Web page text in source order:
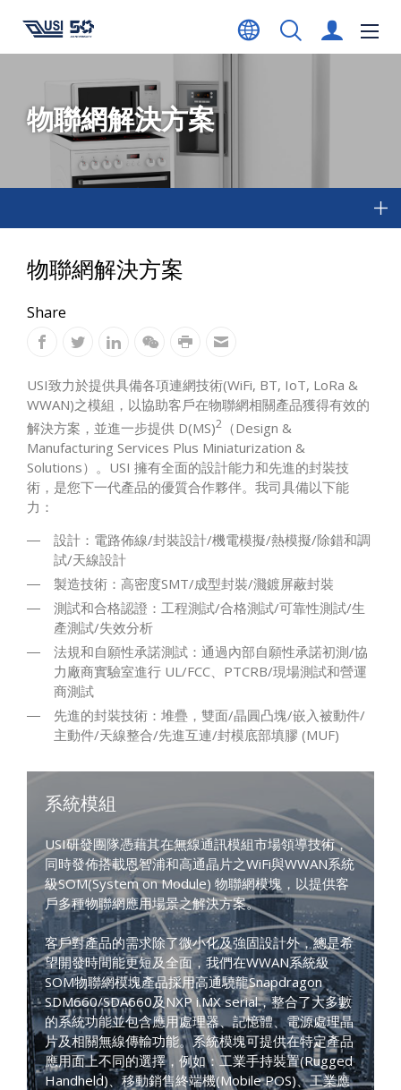
物聯網解決方案
物聯網解決方案
Share
USI致力於提供具備各項連網技術(WiFi, BT, IoT, LoRa &
WWAN)之模組，以協助客戶在物聯網相關產品獲得有效的
解決方案，並進一步提供 D(MS)2 （Design &
Manufacturing Services Plus Miniaturization &
Solutions）。USI 擁有全面的設計能力和先進的封裝技
術，是您下一代產品的優質合作夥伴。我司具備以下能
力：
設計：電路佈線/封裝設計/機電模擬/熱模擬/除錯和調
試/天線設計
製造技術：高密度SMT/成型封裝/濺鍍屏蔽封裝
測試和合格認證：工程測試/合格測試/可靠性測試/生
產測試/失效分析
法規和自願性承諾測試：通過內部自願性承諾初測/協
力廠商實驗室進行 UL/FCC、PTCRB/現場測試和營運
商測試
先進的封裝技術：堆疊，雙面/晶圓凸塊/嵌入被動件/
主動件/天線整合/先進互連/封模底部填膠 (MUF)
系統模組
USI研發團隊憑藉其在無線通訊模組市場領導技術，
同時發佈搭載恩智浦和高通晶片之WiFi與WWAN系統
級SOM(System on Module) 物聯網模塊，以提供客
戶多種物聯網應用場景之解決方案。
客戶對產品的需求除了微小化及強固設計外，總是希
望開發時間能更短及全面，我們在WWAN系統級
SOM物聯網模塊產品採用高通驍龍Snapdragon
SDM660/SDA660及NXP i.MX serial，整合了大多數
的系統功能並包含應用處理器、記憶體、電源處理晶
片及相關無線傳輸功能。系統模塊可提供在特定產品
應用面上不同的選擇，例如：工業手持裝置(Rugged
Handheld)、移動銷售終端機(Mobile POS)、工業應